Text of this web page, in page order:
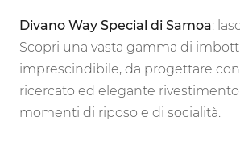
Divano Way Special di Samoa:
Scopri una vasta gamma di
imprescindibile, da progettare
ricercato ed elegante
momenti di riposo e di socialità.